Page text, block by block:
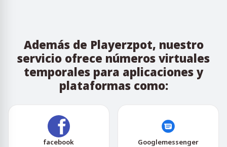
Además de Playerzpot, nuestro
servicio ofrece números virtuales
temporales para aplicaciones y
plataformas como:
facebook Googlemessenger